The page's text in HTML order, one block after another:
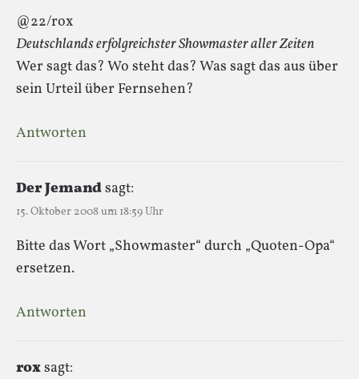
@22/rox
Deutschlands erfolgreichster Showmaster aller Zeiten
Wer sagt das? Wo steht das? Was sagt das aus über
sein Urteil über Fernsehen?
Antworten
Der Jemandsagt:
15. Oktober 2008 um 18:59 Uhr
Bitte das Wort „Showmaster“ durch „Quoten-Opa“
ersetzen.
Antworten
roxsagt: